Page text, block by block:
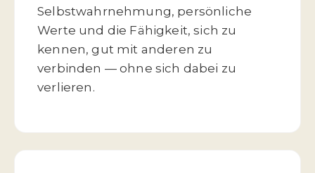
Selbstwahrnehmung, persönliche
Werte und die Fähigkeit, sich zu
kennen, gut mit anderen zu
verbinden — ohne sich dabei zu
verlieren.